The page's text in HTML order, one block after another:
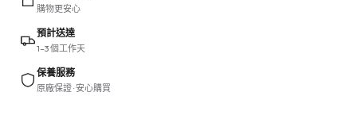
購物更安心
預計送達
1–3 個工作天
保養服務
原廠保證 · 安心購買